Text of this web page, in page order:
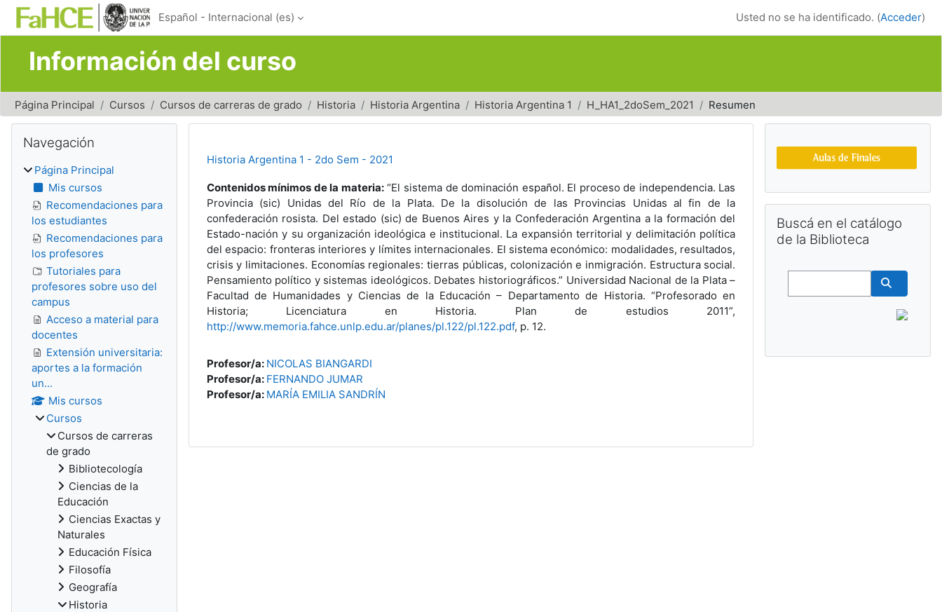
Salta al contenido principal
Español - Internacional ‎(es)‎ Usted no se ha identificado. (Acceder)
Información del curso
Página Principal Cursos Cursos de carreras de grado Historia Historia Argentina Historia Argentina 1 H_HA1_2doSem_2021 Resumen
Historia Argentina 1 - 2do Sem - 2021
Contenidos mínimos de la materia:“El sistema de dominación español. El proceso de independencia. Las
Provincia (sic) Unidas del Río de la Plata. De la disolución de las Provincias Unidas al fin de la
confederación rosista. Del estado (sic) de Buenos Aires y la Confederación Argentina a la formación del
Estado-nación y su organización ideológica e institucional. La expansión territorial y delimitación política
del espacio: fronteras interiores y límites internacionales. El sistema económico: modalidades, resultados,
crisis y limitaciones. Economías regionales: tierras públicas, colonización e inmigración. Estructura social.
Pensamiento político y sistemas ideológicos. Debates historiográficos.” Universidad Nacional de la Plata –
Facultad de Humanidades y Ciencias de la Educación – Departamento de Historia. “Profesorado en
Historia; Licenciatura en Historia. Plan de estudios 2011”,
http://www.memoria.fahce.unlp.edu.ar/planes/pl.122/pl.122.pdf, p. 12.
Profesor/a: NICOLAS BIANGARDI
Profesor/a: FERNANDO JUMAR
Profesor/a: MARÍA EMILIA SANDRÍN
Bloques
Navegación
Página Principal
Mis cursos
Recomendaciones para
los estudiantes
Recomendaciones para
los profesores
Tutoriales para
profesores sobre uso del
campus
Acceso a material para
docentes
Extensión universitaria:
aportes a la formación
un...
Mis cursos
Cursos
Cursos de carreras
de grado
Bibliotecología
Ciencias de la
Educación
Ciencias Exactas y
Naturales
Educación Física
Filosofía
Geografía
Historia
Buscá en el catálogo
de la Biblioteca
Buscar
Buscar